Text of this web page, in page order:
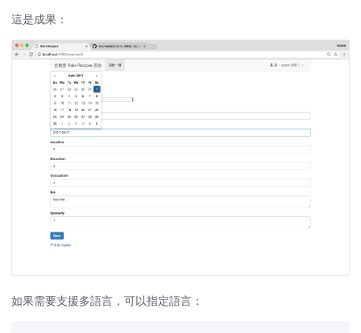
這是成果：
如果需要支援多語言，可以指定語言：